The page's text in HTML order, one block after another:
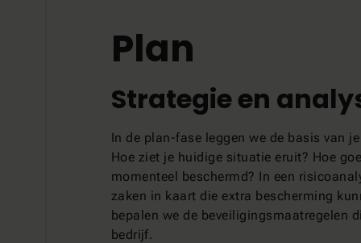
Plan
Strategie en
In de plan-fase leggen we de basis van
Hoe ziet je huidige situatie eruit? Hoe
momenteel beschermd? In een
zaken in kaart die extra bescherming
bepalen we de beveiligingsmaatregelen
bedrijf.